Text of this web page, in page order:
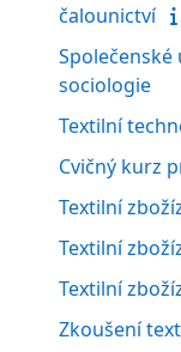
čalounictví
sociologie
Textilní
Cvičný kurz
Textilní
Textilní
Textilní
Zkoušení